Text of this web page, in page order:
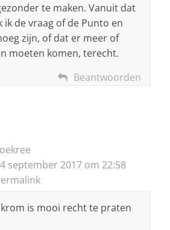
te maken. Vanuit dat
ik de vraag of de Punto en
zijn, of dat er meer of
moeten komen, terecht.
Beantwoorden
september 2017 om 22:58
krom is mooi recht te praten